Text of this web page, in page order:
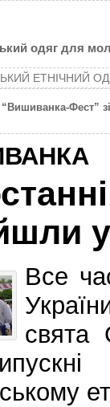
одяг для
ЕТНІЧНИЙ
Фест”
Все
свята